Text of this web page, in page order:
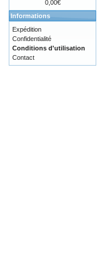
0,00€
Informations
Expédition
Confidentialité
Conditions d'utilisation
Contact